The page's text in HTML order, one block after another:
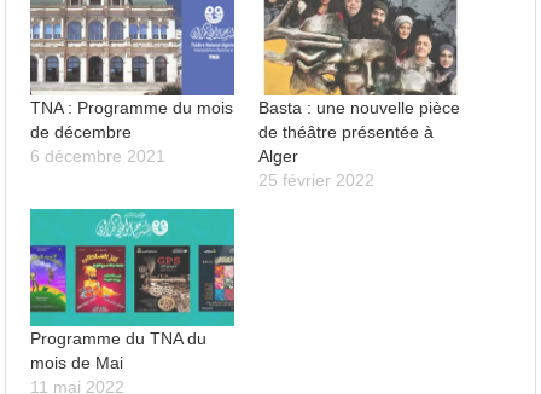
TNA : Programme du mois
de décembre
6 décembre 2021
Basta : une nouvelle pièce
de théâtre présentée à
Alger
25 février 2022
Programme du TNA du
mois de Mai
11 mai 2022